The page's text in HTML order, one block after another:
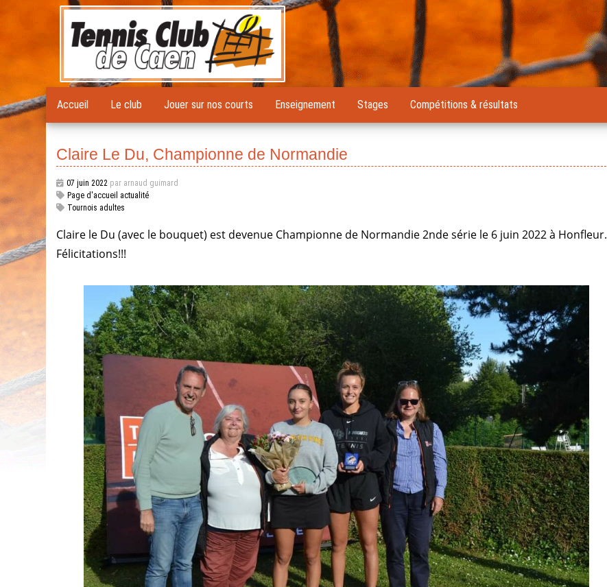
Accueil Le club Jouer sur nos courts Enseignement Stages Compétitions & résultats
Claire Le Du, Championne de Normandie
07 juin 2022 par arnaud guimard
Page d'accueil actualité
Tournois adultes
Claire le Du (avec le bouquet) est devenue Championne de Normandie 2nde série le 6 juin 2022 à Honfleur.
Félicitations!!!